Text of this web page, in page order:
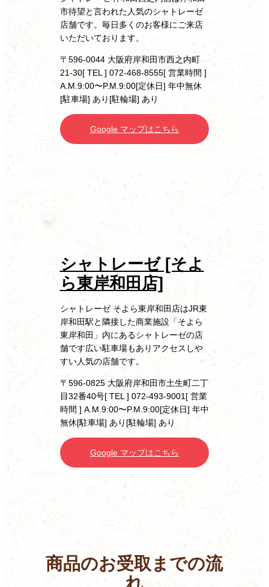
市待望と言われた人気のシャトレーゼ
店舗です。 毎日多くのお客様にご来店
いただいております。
〒596-0044 大阪府岸和田市西之内町
21-30[ TEL ] 072-468-8555[ 営業時間 ]
A.M.9:00〜P.M.9:00[定休日] 年中無休
[駐車場] あり [駐輪場] あり
Google マップはこちら
シャトレーゼ [そよ
ら東岸和田店]
シャトレーゼ そよら東岸和田店はJR東
岸和田駅と隣接した商業施設「そよら
東岸和田」内にあるシャトレーゼの店
舗です広い駐車場もありアクセスしや
すい人気の店舗です。
〒596-0825 大阪府岸和田市土生町二丁
目32番40号[ TEL ] 072-493-9001 [ 営業
時間 ] A.M.9:00〜P.M.9:00[定休日] 年中
無休[駐車場] あり [駐輪場] あり
Google マップはこちら
商品のお受取までの流
れ